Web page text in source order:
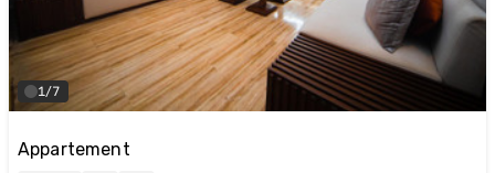
1/7
Appartement